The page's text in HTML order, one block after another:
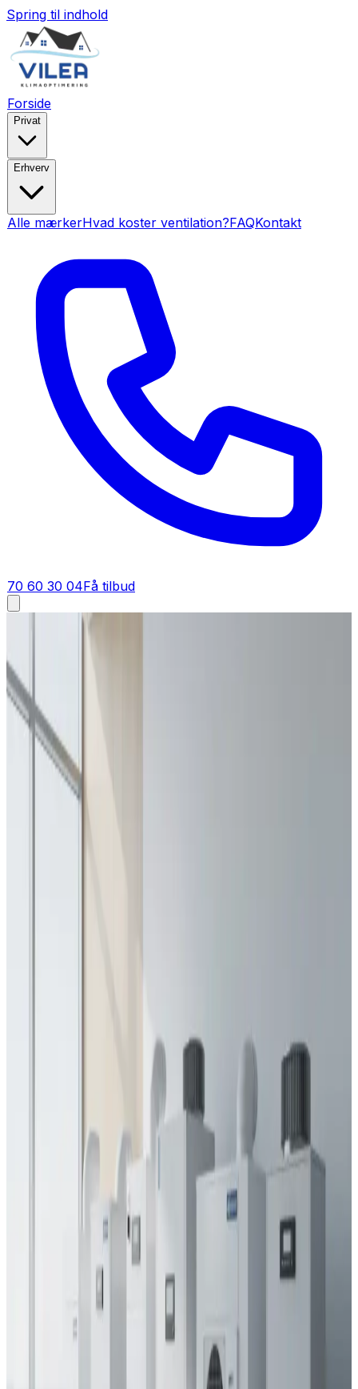
Spring til indhold
Forside
Privat
Erhverv
Alle mærkerHvad koster ventilation?FAQKontakt
70 60 30 04Få tilbud
Alle ventilationsmærker med priser
Alle ventilationsmærker med priser
Vi installerer og servicerer alle ventilationsmærker på
det danske marked. Her er en komplet oversigt over
mærker, typer og prisindikation — så du kan
sammenligne før du indhenter tilbud.
AirPro V2 — 97% varmegenvinding, 12 dB